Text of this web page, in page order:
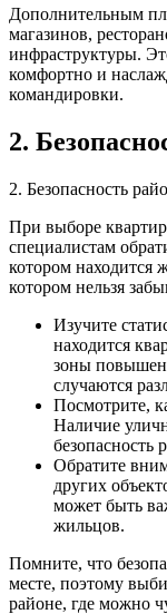
Дополнительным
магазинов,
инфраструктуры.
комфортно и
командировки.
2.
2. Безопасность
При выборе
специалистам
котором находится
котором нельзя
Изучите
находится
зоны
случаются
Посмотрите,
Наличие
безопасность
Обратите
других
может быть
жильцов.
Помните, что
месте, поэтому
районе, где можно